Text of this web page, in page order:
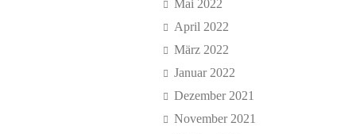
Mai 2022
April 2022
März 2022
Januar 2022
Dezember 2021
November 2021